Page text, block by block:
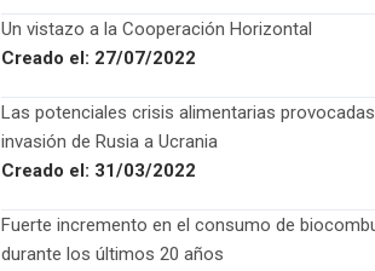
Un vistazo a la Cooperación Horizontal
Creado el: 27/07/2022
Las potenciales crisis alimentarias
invasión de Rusia a Ucrania
Creado el: 31/03/2022
Fuerte incremento en el consumo de
durante los últimos 20 años